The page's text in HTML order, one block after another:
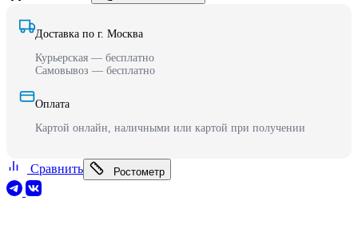
Доставка по г. Москва
Курьерская — бесплатно
Самовывоз — бесплатно
Оплата
Картой онлайн, наличными или картой при получении
Сравнить Ростометр